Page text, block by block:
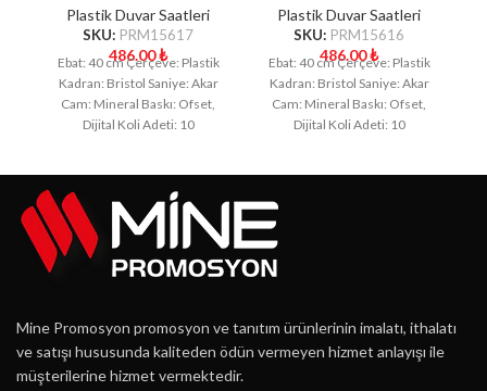
Saati
Plastik Duvar Saatleri
SKU: PRM15617
486.00₺
Ebat: 40 cm Çerçeve: Plastik
Kadran: Bristol Saniye: Akar
Cam: Mineral Baskı: Ofset,
Dijital Koli Adeti: 10
Plastik Duvar Saatleri
SKU: PRM15616
486.00₺
Ebat: 40 cm Çerçeve: Plastik
Kadran: Bristol Saniye: Akar
Cam: Mineral Baskı: Ofset,
Dijital Koli Adeti: 10
Mine Promosyon promosyon ve tanıtım ürünlerinin imalatı, ithalatı
ve satışı hususunda kaliteden ödün vermeyen hizmet anlayışı ile
müşterilerine hizmet vermektedir.